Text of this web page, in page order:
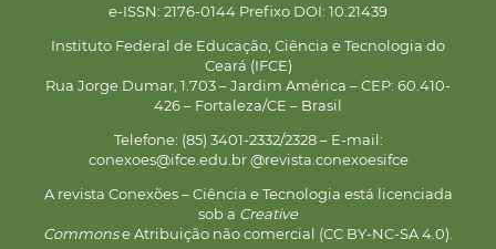
e-ISSN: 2176-0144 Prefixo DOI: 10.21439
Instituto Federal de Educação, Ciência e Tecnologia do
Ceará (IFCE)
Rua Jorge Dumar, 1.703 – Jardim América – CEP: 60.410-
426 – Fortaleza/CE – Brasil
Telefone: (85) 3401-2332/2328 – E-mail:
conexoes@ifce.edu.br @revista.conexoesifce
A revista Conexões – Ciência e Tecnologia está licenciada
sob a Creative
Commonse Atribuição não comercial (CC BY-NC-SA 4.0).